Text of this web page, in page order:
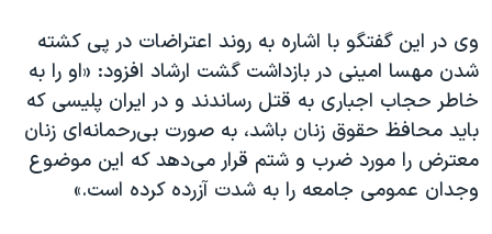
اسرائیل در جنگ
نرگس محمدی برنده جایزه نوبل صلح
همایش محافظه‌کاران آمریکا «سی‌پک»
صفحه‌های ویژه
وی در این گفتگو با اشاره به روند اعتراضات در پی کشته
شدن مهسا امینی در بازداشت گشت ارشاد افزود: «او را به
خاطر حجاب اجباری به قتل رساندند و در ایران پلیسی که
باید محافظ حقوق زنان باشد، به صورت بی‌رحمانه‌ای زنان
معترض را مورد ضرب و شتم قرار می‌دهد که این موضوع
وجدان عمومی جامعه را به شدت آزرده کرده است.»